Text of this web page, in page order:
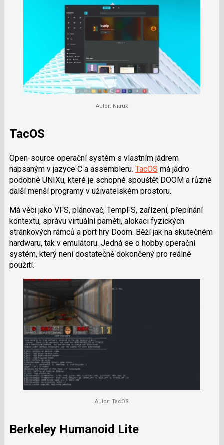
Autor: Nitrux
TacOS
Open-source operační systém s vlastním jádrem
napsaným v jazyce C a assembleru. TacOS má jádro
podobné UNIXu, které je schopné spouštět DOOM a různé
další menší programy v uživatelském prostoru.
Má věci jako VFS, plánovač, TempFS, zařízení, přepínání
kontextu, správu virtuální paměti, alokaci fyzických
stránkových rámců a port hry Doom. Běží jak na skutečném
hardwaru, tak v emulátoru. Jedná se o hobby operační
systém, který není dostatečně dokončený pro reálné
použití.
Autor: TacOS
Berkeley Humanoid Lite